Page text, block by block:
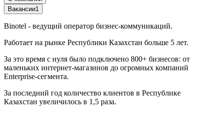
Вакансии1
Binotel - ведущий оператор бизнес-коммуникаций.
Работает на рынке Республики Казахстан больше 5 лет.
За это время с нуля было подключено 800+ бизнесов: от
маленьких интернет-магазинов до огромных компаний
Enterprise-сегмента.
За последний год количество клиентов в Республике
Казахстан увеличилось в 1,5 раза.